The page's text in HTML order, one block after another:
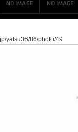
yatsu36/86/photo/49